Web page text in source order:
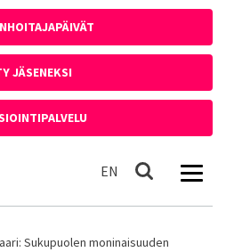
JÄSENEKSI
EN In English
Haku
Sukupuolen moninaisuuden